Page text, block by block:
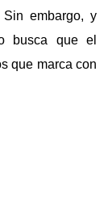
Sin embargo, y
busca que el
que marca con